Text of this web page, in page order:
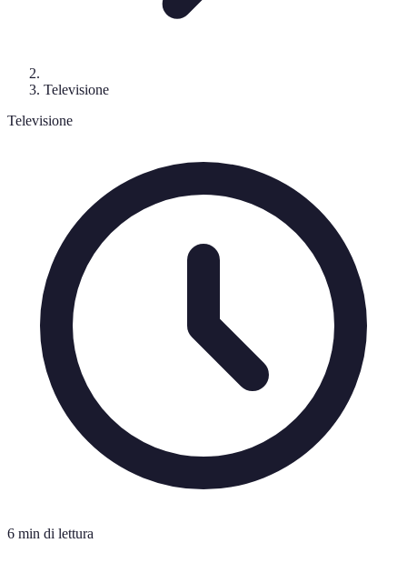
Televisione
Televisione
6 min di lettura